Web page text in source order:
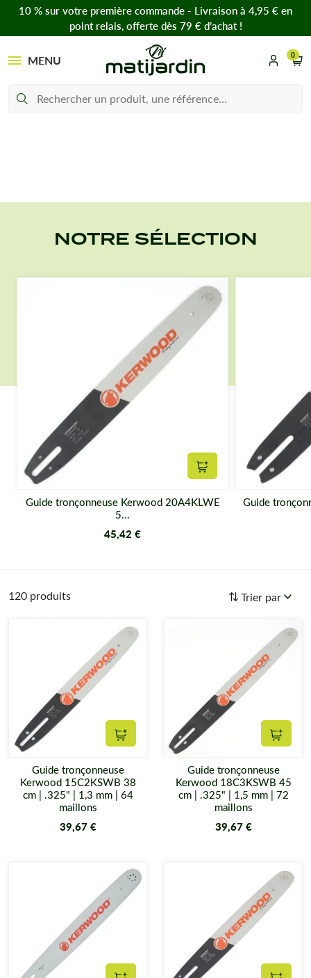
10 % sur votre première commande - Livraison à 4,95 € en
point relais, offerte dès 79 € d’achat !
MENU 0
NOTRE SÉLECTION
Ajouter au panier
Guide tronçonneuse Kerwood 20A4KLWE
5...
45,42 €
Guide
120 produits Trier par
Ajouter au panier
Guide tronçonneuse
Kerwood 15C2KSWB 38
cm | .325" | 1,3 mm | 64
maillons
39,67 €
Guide tronçonneuse
Kerwood 18C3KSWB 45
cm | .325" | 1,5 mm | 72
maillons
39,67 €